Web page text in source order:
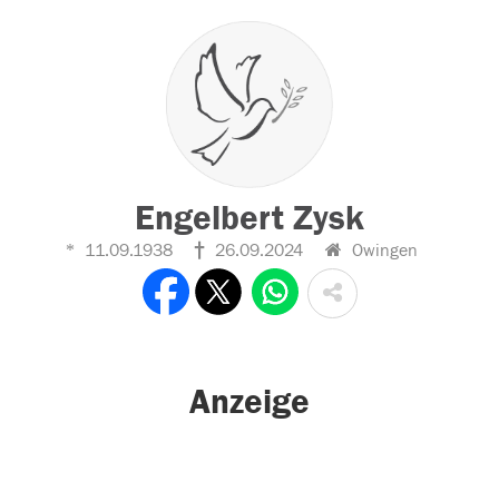
Engelbert Zysk
11.09.1938 26.09.2024 Owingen
Anzeige